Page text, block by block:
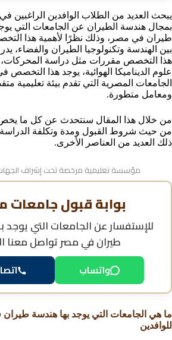
طيران في مصر
الفرق بين هندسة الطيران وهندسة الفضاء
مجالات العمل المتاحة لخريجي هندسة
أقسام وتخصصات هندسة الطيران في
أهم المواد التي يدرسها طلاب هندسة
أهم المهارات التقنية التي يحتاجها مهندس
دور الذكاء الاصطناعي في تطوير هندسة
أحدث تخصصات هندسة الطيران المطلوبة
الأسئلة الشائعة حول الجامعات التي يوجد
طيران في مصر
يبحث العديد من الطلاب الوافدين الراغبين
بمجال هندسة الطيران عن الجامعات التي
طيران في مصر، وذلك نظرًا لأهمية هذا
بين الهندسة وتكنولوجيا الطيران والفضاء،
هذا التخصص مقررات مثل دراسة المحركات،
علوم الديناميكا الهوائية، يوجد هذا التخصص
الجامعات المصرية التي تقدم بيئة تعليمية
ومعامل متطورة.
من خلال هذا المقال سنتحدث عن كل ما
من حيث شروط القبول ومدة وتكلفة
ذلك العديد من العناصر الأخرى.
مؤسسة تعليمية مرخصة تحت إشراف
بوابة قبول جامعات
للإستفسار عنالجامعات التي
طيران في مصرتواصل معنا
واتساب
ما هي الجامعات التي يوجد بها هندسة
للوافدين